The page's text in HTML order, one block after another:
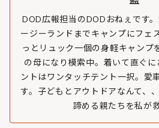
DOD広報担当のDODおねぇです
ージーランドまでキャンプにフェ
っとリュック一個の身軽キャンプ
の母になり模索中。着いて直ぐ
ントはワンタッチテント一択。愛
す。子どもとアウトドアなんて、
諦める親たちを私が